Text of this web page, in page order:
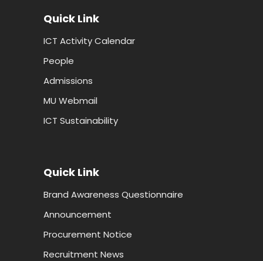
Quick Link
ICT Activity Calendar
People
Admissions
MU Webmail
ICT Sustainability
Quick Link
Brand Awareness Questionnaire
Announcement
Procurement Notice
Recruitment News